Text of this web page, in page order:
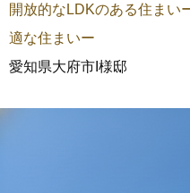
開放的なLDKのある住まい
適な住まいー
愛知県大府市I様邸